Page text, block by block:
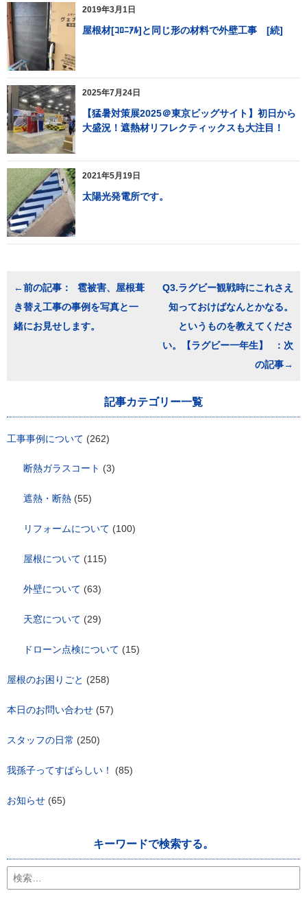
2019年3月1日
屋根材[ｺﾛﾆｱﾙ]と同じ形の材料で外壁工事 [続]
2025年7月24日
【猛暑対策展2025＠東京ビッグサイト】初日から
大盛況！遮熱材リフレクティックスも大注目！
2021年5月19日
太陽光発電所です。
ナ
ビ
雹被害、屋根葺
き替え工事の事例を写真と一
緒にお見せします。
Q3.ラグビー観戦時にこれさえ
知っておけばなんとかなる。
というものを教えてくださ
い。【ラグビー一年生】
記事カテゴリー一覧
工事事例について (262)
断熱ガラスコート (3)
遮熱・断熱 (55)
リフォームについて (100)
屋根について (115)
外壁について (63)
天窓について (29)
ドローン点検について (15)
屋根のお困りごと (258)
本日のお問い合わせ (57)
スタッフの日常 (250)
我孫子ってすばらしい！ (85)
お知らせ (65)
キーワードで検索する。
検
索: